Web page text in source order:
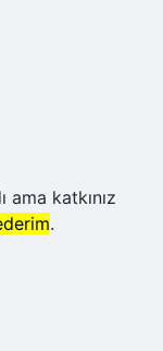
ama katkınız
.